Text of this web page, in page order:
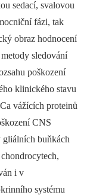
sedací, svalovou
fázi, tak
obraz hodnocení
sledování
poškození
klinického stavu
vážících proteinů
CNS
buňkách
i v
systému